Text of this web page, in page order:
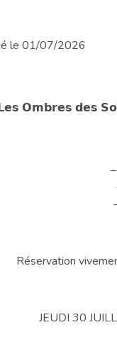
le 01/07/2026
𝗢𝗺𝗯𝗿𝗲𝘀 𝗱𝗲𝘀
Réservation
JEUDI 30